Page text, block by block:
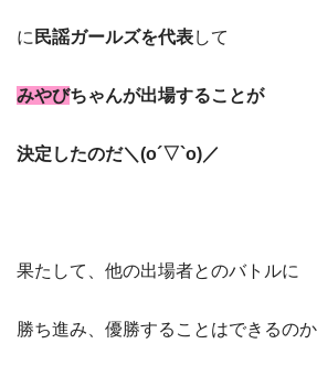
に 民謡ガールズを代表して
みやびちゃんが出場することが
決定したのだ＼(o´▽`o)／
果たして、他の出場者とのバトルに
勝ち進み、優勝することはできるのか